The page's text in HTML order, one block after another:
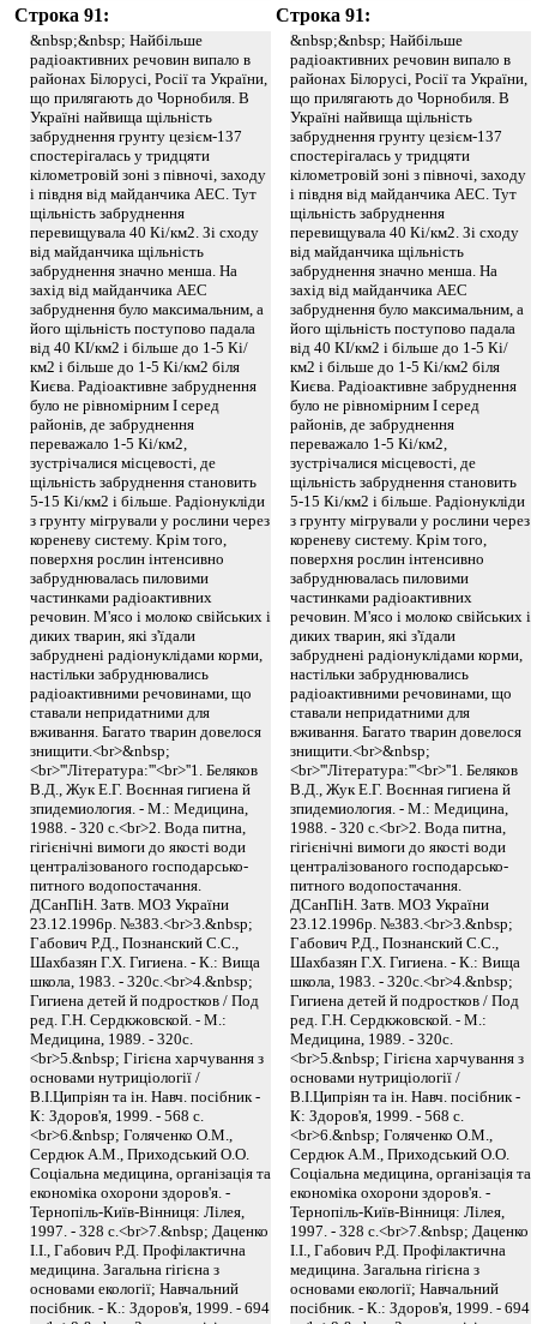
Строка 91: Строка 91:
&nbsp;&nbsp; Найбільше
радіоактивних речовин випало в
районах Білорусі, Росії та України,
що прилягають до Чорнобиля. В
Україні найвища щільність
забруднення грунту цезієм-137
спостерігалась у тридцяти
кілометровій зоні з півночі, заходу
і півдня від майданчика АЕС. Тут
щільність забруднення
перевищувала 40 Кі/км2. Зі сходу
від майданчика щільність
забруднення значно менша. На
захід від майданчика АЕС
забруднення було максимальним, а
його щільність поступово падала
від 40 КІ/км2 і більше до 1-5 Кі/
км2 і більше до 1-5 Кі/км2 біля
Києва. Радіоактивне забруднення
було не рівномірним І серед
районів, де забруднення
переважало 1-5 Кі/км2,
зустрічалися місцевості, де
щільність забруднення становить
5-15 Кі/км2 і більше. Радіонукліди
з грунту мігрували у рослини через
кореневу систему. Крім того,
поверхня рослин інтенсивно
забруднювалась пиловими
частинками радіоактивних
речовин. М'ясо і молоко свійських і
диких тварин, які з'їдали
забруднені радіонуклідами корми,
настільки забруднювались
радіоактивними речовинами, що
ставали непридатними для
вживання. Багато тварин довелося
знищити.<br>&nbsp;
<br>'''Література:'''<br>''1. Беляков
В.Д., Жук Е.Г. Воєнная гигиена й
зпидемиология. - М.: Медицина,
1988. - 320 с.<br>2. Вода питна,
гігієнічні вимоги до якості води
централізованого господарсько-
питного водопостачання.
ДСанПіН. Затв. МОЗ України
23.12.1996р. №383.<br>3.&nbsp;
Габович Р.Д., Познанский С.С.,
Шахбазян Г.Х. Гигиена. - К.: Вища
школа, 1983. - 320с.<br>4.&nbsp;
Гигиена детей й подростков / Под
ред. Г.Н. Сердкжовской. - М.:
Медицина, 1989. - 320с.
<br>5.&nbsp; Гігієна харчування з
основами нутриціології /
В.І.Ципріян та ін. Навч. посібник -
К: Здоров'я, 1999. - 568 с.
<br>6.&nbsp; Голяченко О.М.,
Сердюк А.М., Приходський О.О.
Соціальна медицина, організація та
економіка охорони здоров'я. -
Тернопіль-Київ-Вінниця: Лілея,
1997. - 328 с.<br>7.&nbsp; Даценко
І.І., Габович Р.Д. Профілактична
медицина. Загальна гігієна з
основами екології; Навчальний
посібник. - К.: Здоров'я, 1999. - 694
&nbsp;&nbsp; Найбільше
радіоактивних речовин випало в
районах Білорусі, Росії та України,
що прилягають до Чорнобиля. В
Україні найвища щільність
забруднення грунту цезієм-137
спостерігалась у тридцяти
кілометровій зоні з півночі, заходу
і півдня від майданчика АЕС. Тут
щільність забруднення
перевищувала 40 Кі/км2. Зі сходу
від майданчика щільність
забруднення значно менша. На
захід від майданчика АЕС
забруднення було максимальним, а
його щільність поступово падала
від 40 КІ/км2 і більше до 1-5 Кі/
км2 і більше до 1-5 Кі/км2 біля
Києва. Радіоактивне забруднення
було не рівномірним І серед
районів, де забруднення
переважало 1-5 Кі/км2,
зустрічалися місцевості, де
щільність забруднення становить
5-15 Кі/км2 і більше. Радіонукліди
з грунту мігрували у рослини через
кореневу систему. Крім того,
поверхня рослин інтенсивно
забруднювалась пиловими
частинками радіоактивних
речовин. М'ясо і молоко свійських і
диких тварин, які з'їдали
забруднені радіонуклідами корми,
настільки забруднювались
радіоактивними речовинами, що
ставали непридатними для
вживання. Багато тварин довелося
знищити.<br>&nbsp;
<br>'''Література:'''<br>''1. Беляков
В.Д., Жук Е.Г. Воєнная гигиена й
зпидемиология. - М.: Медицина,
1988. - 320 с.<br>2. Вода питна,
гігієнічні вимоги до якості води
централізованого господарсько-
питного водопостачання.
ДСанПіН. Затв. МОЗ України
23.12.1996р. №383.<br>3.&nbsp;
Габович Р.Д., Познанский С.С.,
Шахбазян Г.Х. Гигиена. - К.: Вища
школа, 1983. - 320с.<br>4.&nbsp;
Гигиена детей й подростков / Под
ред. Г.Н. Сердкжовской. - М.:
Медицина, 1989. - 320с.
<br>5.&nbsp; Гігієна харчування з
основами нутриціології /
В.І.Ципріян та ін. Навч. посібник -
К: Здоров'я, 1999. - 568 с.
<br>6.&nbsp; Голяченко О.М.,
Сердюк А.М., Приходський О.О.
Соціальна медицина, організація та
економіка охорони здоров'я. -
Тернопіль-Київ-Вінниця: Лілея,
1997. - 328 с.<br>7.&nbsp; Даценко
І.І., Габович Р.Д. Профілактична
медицина. Загальна гігієна з
основами екології; Навчальний
посібник. - К.: Здоров'я, 1999. - 694